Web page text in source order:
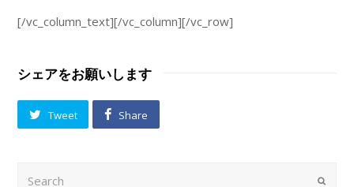
[/vc_column_text][/vc_column][/vc_row]
シェアをお願いします
Tweet Share
Submit